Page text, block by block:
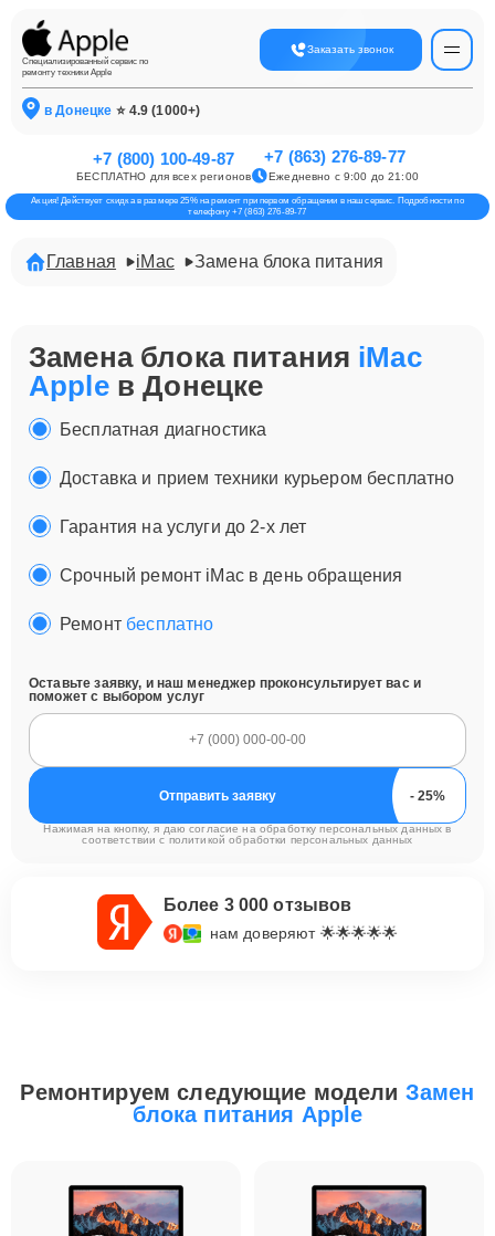
Специализированный сервис по
ремонту техники Apple
Заказать звонок
в Донецке ⭐ 4.9 (1000+)
+7 (800) 100-49-87
БЕСПЛАТНО для всех регионов
+7 (863) 276-89-77
Ежедневно с 9:00 до 21:00
Акция! Действует скидка в размере 25% на ремонт при первом обращении в наш сервис. Подробности по
телефону +7 (863) 276-89-77
Главная iMac Замена блока питания
Замена блока питания iMac
Appleв Донецке
Бесплатная диагностика
Доставка и прием техники курьером бесплатно
Гарантия на услуги до 2-х лет
Срочный ремонт iMac в день обращения
Ремонт бесплатно
Оставьте заявку, и наш менеджер проконсультирует вас и
поможет с выбором услуг
Отправить заявку
Нажимая на кнопку, я даю согласие на обработку персональных данных в
соответствии с политикой обработки персональных данных
Более 3 000 отзывов
нам доверяют 🌟🌟🌟🌟🌟
Ремонтируем следующие модели Замен
блока питания Apple